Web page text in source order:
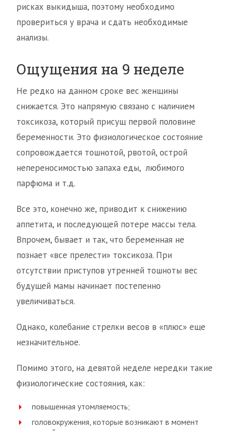
рисках выкидыша, поэтому необходимо
провериться у врача и сдать необходимые
анализы.
Ощущения на 9 неделе
Не редко на данном сроке вес женщины
снижается. Это напрямую связано с наличием
токсикоза, который присущ первой половине
беременности. Это физиологическое состояние
сопровождается тошнотой, рвотой, острой
непереносимостью запаха еды, любимого
парфюма и т.д.
Все это, конечно же, приводит к снижению
аппетита, и последующей потере массы тела.
Впрочем, бывает и так, что беременная не
познает «все прелести» токсикоза. При
отсутствии приступов утренней тошноты вес
будущей мамы начинает постепенно
увеличиваться.
Однако, колебание стрелки весов в «плюс» еще
незначительное.
Помимо этого, на девятой неделе нередки такие
физиологические состояния, как:
повышенная утомляемость;
головокружения, которые возникают в момент